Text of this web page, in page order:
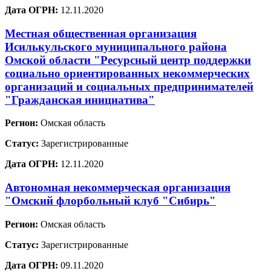
Дата ОГРН: 12.11.2020
Местная общественная организация
Исилькульского муниципального района
Омской области "Ресурсный центр поддержки
социально ориентированных некоммерческих
организаций и социальных предпринимателей
"Гражданская инициатива"
Регион: Омская область
Статус: Зарегистрированные
Дата ОГРН: 12.11.2020
Автономная некоммерческая организация
"Омский флорбольный клуб "Сибирь"
Регион: Омская область
Статус: Зарегистрированные
Дата ОГРН: 09.11.2020